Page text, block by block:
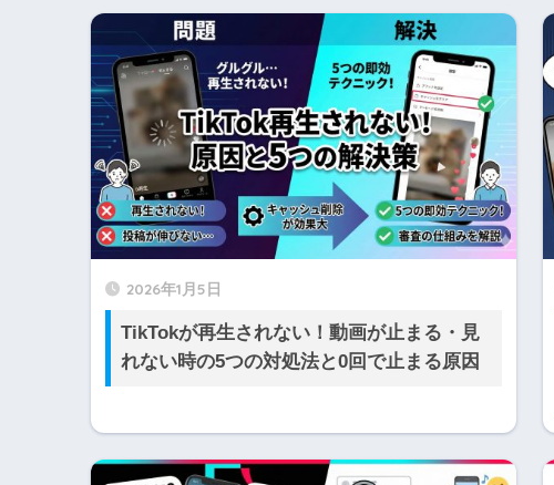
2026年1月5日
TikTokが再生されない！動画が止まる・見
れない時の5つの対処法と0回で止まる原因